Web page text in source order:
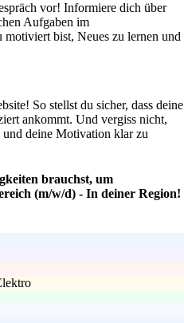
vor! Informiere dich über
Aufgaben im
motiviert bist, Neues zu lernen und
So stellst du sicher, dass deine
ankommt. Und vergiss nicht,
deine Motivation klar zu
brauchst, um
(m/w/d) - In deiner Region!